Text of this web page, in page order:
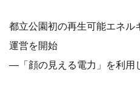
都立公園初の再生可能エネル
運営を開始
―「顔の見える電力」を利用